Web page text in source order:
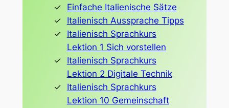
Einfache Italienische Sätze
Italienisch Aussprache Tipps
Italienisch Sprachkurs
Lektion 1 Sich vorstellen
Italienisch Sprachkurs
Lektion 2 Digitale Technik
Italienisch Sprachkurs
Lektion 10 Gemeinschaft